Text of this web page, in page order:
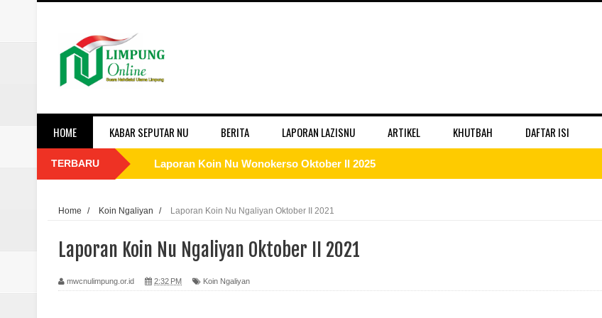
HOME KABAR SEPUTAR NU BERITA LAPORAN LAZISNU ARTIKEL KHUTBAH DAFTAR ISI
TERBARU Laporan Koin Nu Wonokerso Oktober II 2025
Laporan Koin Nu Sidomulyo Oktober II 2025
Laporan Koin Nu Sempu Oktober II 2025
Home / Koin Ngaliyan / Laporan Koin Nu Ngaliyan Oktober II 2021
Laporan Koin Nu Ngaliyan Oktober II 2021
mwcnulimpung.or.id 2:32 PM Koin Ngaliyan